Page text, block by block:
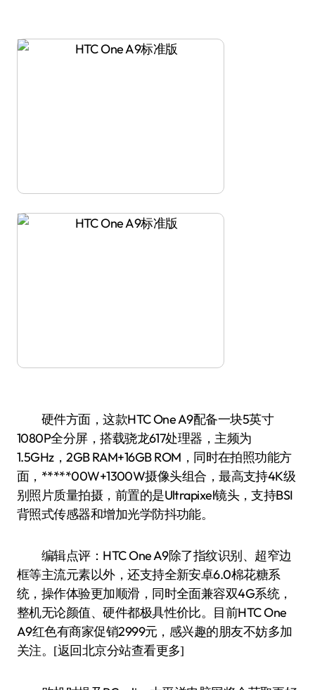
硬件方面，这款HTC One A9配备一块5英寸
1080P全分屏，搭载骁龙617处理器，主频为
1.5GHz，2GB RAM+16GB ROM，同时在拍照功能方
面，*****00W+1300W摄像头组合，最高支持4K级
别照片质量拍摄，前置的是Ultrapixel镜头，支持BSI
背照式传感器和增加光学防抖功能。
编辑点评：HTC One A9除了指纹识别、超窄边
框等主流元素以外，还支持全新安卓6.0棉花糖系
统，操作体验更加顺滑，同时全面兼容双4G系统，
整机无论颜值、硬件都极具性价比。目前HTC One
A9红色有商家促销2999元，感兴趣的朋友不妨多加
关注。 [返回北京分站查看更多]